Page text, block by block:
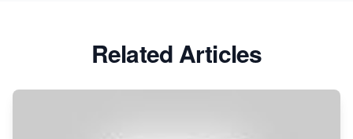
Related Articles